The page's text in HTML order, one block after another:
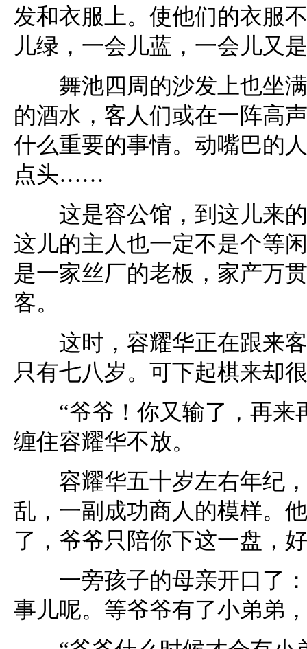
发和衣服上。使他们的衣服
儿绿，一会儿蓝，一会儿又
舞池四周的沙发上也坐满
的酒水，客人们或在一阵高
什么重要的事情。动嘴巴的
点头……
这是容公馆，到这儿来的
这儿的主人也一定不是个等
是一家丝厂的老板，家产万
客。
这时，容耀华正在跟来客
只有七八岁。可下起棋来却
“爷爷！你又输了，再来
缠住容耀华不放。
容耀华五十岁左右年纪，
乱，一副成功商人的模样。
了，爷爷只陪你下这一盘，
一旁孩子的母亲开口了：
事儿呢。等爷爷有了小弟弟